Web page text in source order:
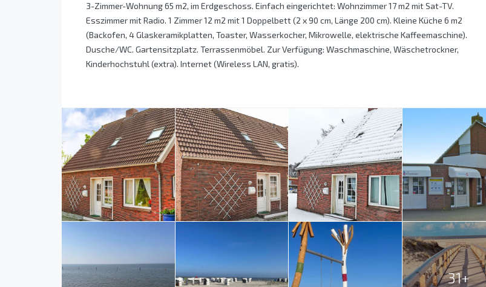
3-Zimmer-Wohnung 65 m2, im Erdgeschoss. Einfach eingerichtet: Wohnzimmer 17 m2 mit Sat-TV.
Esszimmer mit Radio. 1 Zimmer 12 m2 mit 1 Doppelbett (2 x 90 cm, Länge 200 cm). Kleine Küche 6 m2
(Backofen, 4 Glaskeramikplatten, Toaster, Wasserkocher, Mikrowelle, elektrische Kaffeemaschine).
Dusche/WC. Gartensitzplatz. Terrassenmöbel. Zur Verfügung: Waschmaschine, Wäschetrockner,
Kinderhochstuhl (extra). Internet (Wireless LAN, gratis).
31+